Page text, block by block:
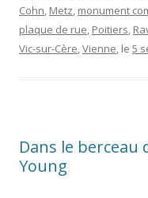
Cohn, Metz, monument
plaque de rue, Poitiers,
Vic-sur-Cère,Vienne, le 5
Dans le berceau
Young